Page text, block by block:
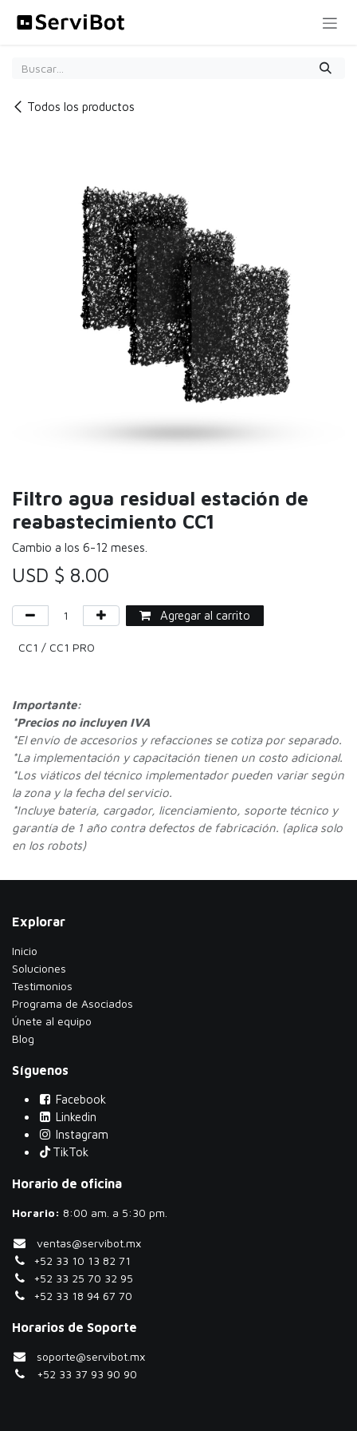
Todos los productos
Filtro agua residual estación de
reabastecimiento CC1
Cambio a los 6-12 meses.
USD $ 8.00
Agregar al carrito
CC1 / CC1 PRO
Importante:
*Precios no incluyen IVA
*El envío de accesorios y refacciones se cotiza por separado.
*La implementación y capacitación tienen un costo adicional.
*Los viáticos del técnico implementador pueden variar según
la zona y la fecha del servicio.
*Incluye batería, cargador, licenciamiento, soporte técnico y
garantía de 1 año contra defectos de fabricación. (aplica solo
en los robots)
Explorar
Inicio
Soluciones
Testimonios
​Programa de Asociados
Únete al equipo
Blog
Síguenos
Facebook
Linkedin
Instagram
TikTok
Horario de oficina
Horario: ​8:00 am. a 5:30 pm.
ventas@servibot.mx
+52 33 10 13 82 71
+52 33 25 70 32 95
+52 33 18 94 67 70
Horarios de Soporte
soporte@servibot.mx
+52 33 37 93 90 90